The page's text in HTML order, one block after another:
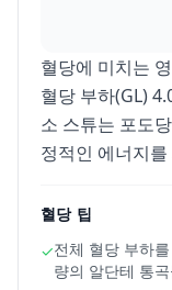
혈당에 미치는
혈당 부하(GL)
소 스튜는 포도
정적인 에너지
혈당 팁
✓전체 혈당 부하
량의 알단테 통